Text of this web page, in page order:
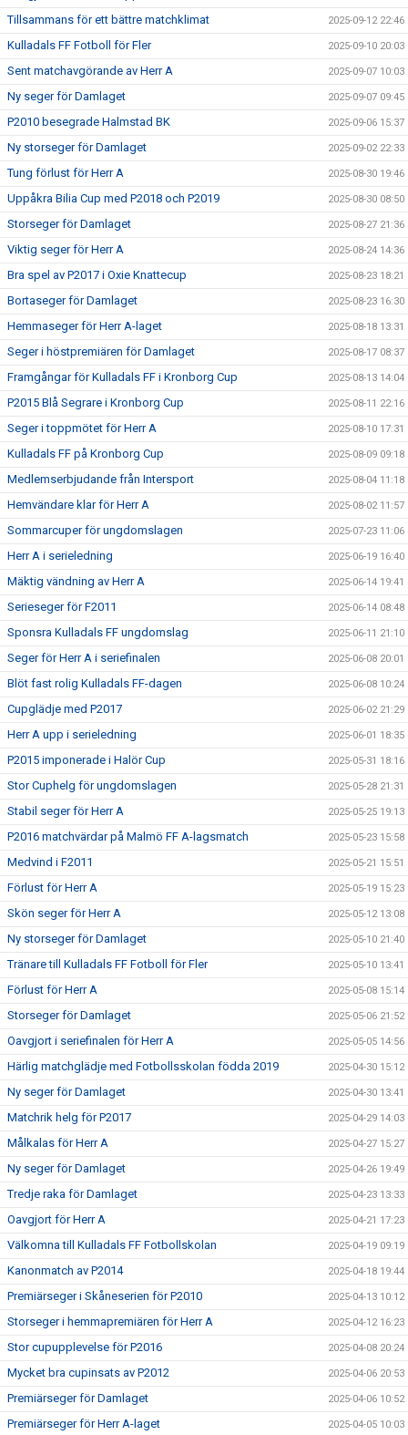
Tillsammans för ett bättre matchklimat 2025-09-12 22:46
Kulladals FF Fotboll för Fler 2025-09-10 20:03
Sent matchavgörande av Herr A 2025-09-07 10:03
Ny seger för Damlaget 2025-09-07 09:45
P2010 besegrade Halmstad BK 2025-09-06 15:37
Ny storseger för Damlaget 2025-09-02 22:33
Tung förlust för Herr A 2025-08-30 19:46
Uppåkra Bilia Cup med P2018 och P2019 2025-08-30 08:50
Storseger för Damlaget 2025-08-27 21:36
Viktig seger för Herr A 2025-08-24 14:36
Bra spel av P2017 i Oxie Knattecup 2025-08-23 18:21
Bortaseger för Damlaget 2025-08-23 16:30
Hemmaseger för Herr A-laget 2025-08-18 13:31
Seger i höstpremiären för Damlaget 2025-08-17 08:37
Framgångar för Kulladals FF i Kronborg Cup 2025-08-13 14:04
P2015 Blå Segrare i Kronborg Cup 2025-08-11 22:16
Seger i toppmötet för Herr A 2025-08-10 17:31
Kulladals FF på Kronborg Cup 2025-08-09 09:18
Medlemserbjudande från Intersport 2025-08-04 11:18
Hemvändare klar för Herr A 2025-08-02 11:57
Sommarcuper för ungdomslagen 2025-07-23 11:06
Herr A i serieledning 2025-06-19 16:40
Mäktig vändning av Herr A 2025-06-14 19:41
Serieseger för F2011 2025-06-14 08:48
Sponsra Kulladals FF ungdomslag 2025-06-11 21:10
Seger för Herr A i seriefinalen 2025-06-08 20:01
Blöt fast rolig Kulladals FF-dagen 2025-06-08 10:24
Cupglädje med P2017 2025-06-02 21:29
Herr A upp i serieledning 2025-06-01 18:35
P2015 imponerade i Halör Cup 2025-05-31 18:16
Stor Cuphelg för ungdomslagen 2025-05-28 21:31
Stabil seger för Herr A 2025-05-25 19:13
P2016 matchvärdar på Malmö FF A-lagsmatch 2025-05-23 15:58
Medvind i F2011 2025-05-21 15:51
Förlust för Herr A 2025-05-19 15:23
Skön seger för Herr A 2025-05-12 13:08
Ny storseger för Damlaget 2025-05-10 21:40
Tränare till Kulladals FF Fotboll för Fler 2025-05-10 13:41
Förlust för Herr A 2025-05-08 15:14
Storseger för Damlaget 2025-05-06 21:52
Oavgjort i seriefinalen för Herr A 2025-05-05 14:56
Härlig matchglädje med Fotbollsskolan födda 2019 2025-04-30 15:12
Ny seger för Damlaget 2025-04-30 13:41
Matchrik helg för P2017 2025-04-29 14:03
Målkalas för Herr A 2025-04-27 15:27
Ny seger för Damlaget 2025-04-26 19:49
Tredje raka för Damlaget 2025-04-23 13:33
Oavgjort för Herr A 2025-04-21 17:23
Välkomna till Kulladals FF Fotbollskolan 2025-04-19 09:19
Kanonmatch av P2014 2025-04-18 19:44
Premiärseger i Skåneserien för P2010 2025-04-13 10:12
Storseger i hemmapremiären för Herr A 2025-04-12 16:23
Stor cupupplevelse för P2016 2025-04-08 20:24
Mycket bra cupinsats av P2012 2025-04-06 20:53
Premiärseger för Damlaget 2025-04-06 10:52
Premiärseger för Herr A-laget 2025-04-05 10:03